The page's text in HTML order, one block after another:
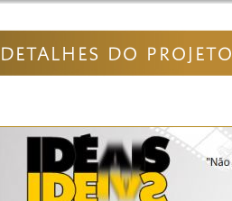
DETALHES DO PROJETO